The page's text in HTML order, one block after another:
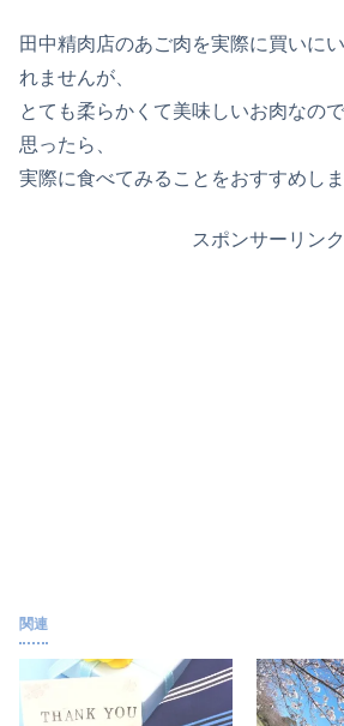
田中精肉店のあご肉を実際に買いに
れませんが、
とても柔らかくて美味しいお肉なの
思ったら、
実際に食べてみることをおすすめしま
スポンサーリンク
関連